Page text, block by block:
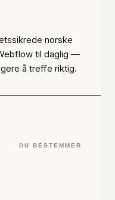
norske
til daglig —
å treffe riktig.
DU BESTEMMER